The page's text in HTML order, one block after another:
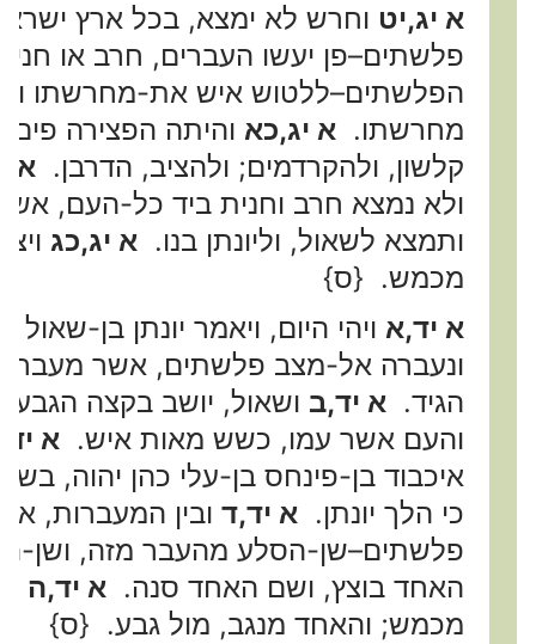
א יג,יט וחרש לא ימצא, בכל ארץ
פלשתים–פן יעשו העברים, חרב או
הפלשתים–ללטוש איש את-מחרשתו
מחרשתו.א יג,כא והיתה הפצירה
קלשון, ולהקרדמים; ולהציב, הדרבן.א
ולא נמצא חרב וחנית ביד כל-העם,
ותמצא לשאול, וליונתן בנו.א יג,כג
מכמש. {ס}
א יד,א ויהי היום, ויאמר יונתן בן-
ונעברה אל-מצב פלשתים, אשר מעבר
הגיד.א יד,ב ושאול, יושב בקצה
והעם אשר עמו, כשש מאות איש.א
איכבוד בן-פינחס בן-עלי כהן יהוה,
כי הלך יונתן.א יד,ד ובין המעברות,
פלשתים–שן-הסלע מהעבר מזה, ושן-
האחד בוצץ, ושם האחד סנה.א יד,ה
מכמש; והאחד מנגב, מול גבע. {ס}